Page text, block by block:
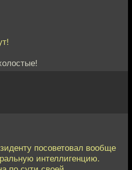
посоветовал вообще
интеллигенцию.